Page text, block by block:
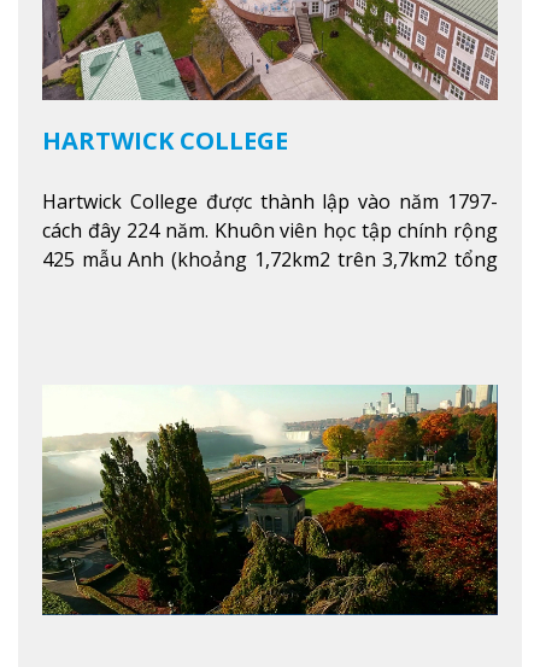
HARTWICK COLLEGE
Hartwick College được thành lập vào năm 1797-
cách đây 224 năm. Khuôn viên học tập chính rộng
425 mẫu Anh (khoảng 1,72km2 trên 3,7km2 tổng